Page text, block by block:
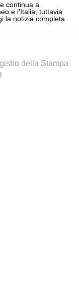
continua a
e l'Italia; tuttavia
la notizia completa
della Stampa